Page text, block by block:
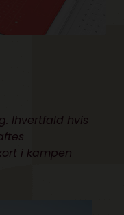
Ihvertfald hvis
i kampen